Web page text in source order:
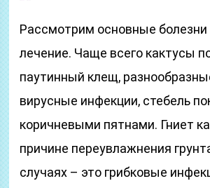
Рассмотрим основные болезни
лечение. Чаще всего кактусы
паутинный клещ,
вирусные инфекции, стебель
коричневыми пятнами. Гниет
причине переувлажнения
случаях – это грибковые